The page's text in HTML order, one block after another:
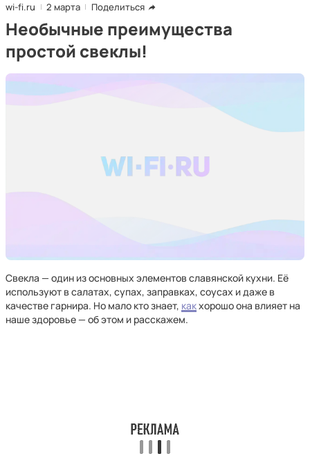
wi-fi.ru 2 марта Поделиться
Необычные преимущества
простой свеклы!
Свекла — один из основных элементов славянской кухни. Её
используют в салатах, супах, заправках, соусах и даже в
качестве гарнира. Но мало кто знает, какхорошо она влияет на
наше здоровье — об этом и расскажем.